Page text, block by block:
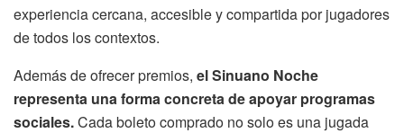
experiencia cercana, accesible y compartida por jugadores
de todos los contextos.
Además de ofrecer premios, el Sinuano Noche
representa una forma concreta de apoyar programas
sociales.Cada boleto comprado no solo es una jugada